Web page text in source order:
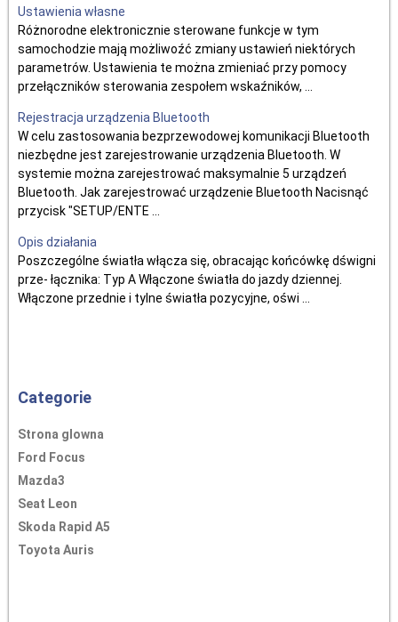
Ustawienia własne
Różnorodne elektronicznie sterowane funkcje w tym
samochodzie mają możliwoźć zmiany ustawień niektórych
parametrów. Ustawienia te można zmieniać przy pomocy
przełączników sterowania zespołem wskaźników, ...
Rejestracja urządzenia Bluetooth
W celu zastosowania bezprzewodowej komunikacji Bluetooth
niezbędne jest zarejestrowanie urządzenia Bluetooth. W
systemie można zarejestrować maksymalnie 5 urządzeń
Bluetooth. Jak zarejestrować urządzenie Bluetooth Nacisnąć
przycisk "SETUP/ENTE ...
Opis działania
Poszczególne światła włącza się, obracając końcówkę dświgni
prze- łącznika: Typ A Włączone światła do jazdy dziennej.
Włączone przednie i tylne światła pozycyjne, oświ ...
Categorie
Strona glowna
Ford Focus
Mazda3
Seat Leon
Skoda Rapid A5
Toyota Auris